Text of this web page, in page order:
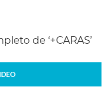
de ‘+CARAS’